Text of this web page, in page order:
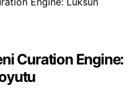
Curation Engine: